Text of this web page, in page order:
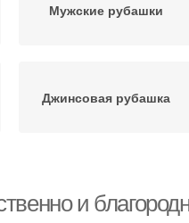
Мужские рубашки
Джинсовая рубашка
и